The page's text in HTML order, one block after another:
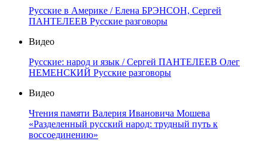
Русские в Америке / Елена БРЭНСОН, Сергей
ПАНТЕЛЕЕВ Русские разговоры
Видео
Русские: народ и язык / Сергей ПАНТЕЛЕЕВ Олег
НЕМЕНСКИЙ Русские разговоры
Видео
Чтения памяти Валерия Ивановича Мошева
«Разделенный русский народ: трудный путь к
воссоединению»